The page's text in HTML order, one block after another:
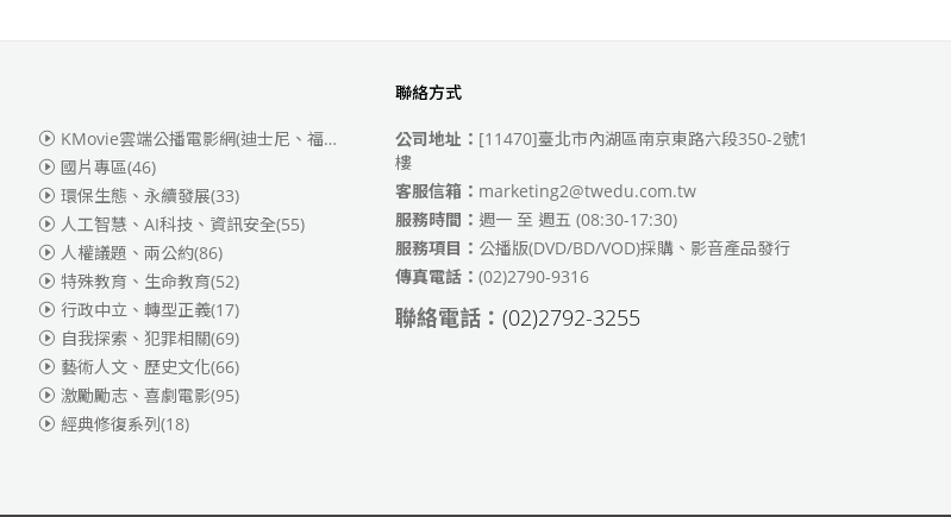
KMovie雲端公播電影網(迪士尼、福斯、索尼)
(349)
國片專區(46)
環保生態、永續發展(33)
人工智慧、AI科技、資訊安全(55)
人權議題、兩公約(86)
特殊教育、生命教育(52)
行政中立、轉型正義(17)
自我探索、犯罪相關(69)
藝術人文、歷史文化(66)
激勵勵志、喜劇電影(95)
經典修復系列(18)
聯絡方式
公司地址： [11470]臺北市內湖區南京東路六段350-2號1
樓
客服信箱： marketing2@twedu.com.tw
服務時間： 週一 至 週五 (08:30-17:30)
服務項目： 公播版(DVD/BD/VOD)採購、影音產品發行
傳真電話： (02)2790-9316
聯絡電話： (02)2792-3255